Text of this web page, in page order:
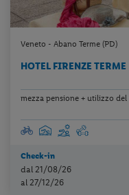
Veneto - Abano Terme (PD)
HOTEL FIRENZE TERME
mezza pensione + utilizzo del
Check-in
dal 21/08/26
al 27/12/26